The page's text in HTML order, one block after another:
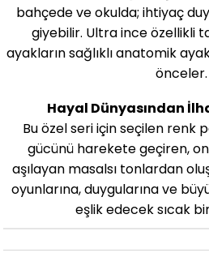
bahçede ve okulda; ihtiyaç
giyebilir. Ultra ince özellikli
ayakların sağlıklı anatomik
önceler.
Hayal Dünyasından
Bu özel seri için seçilen renk
gücünü harekete geçiren,
aşılayan masalsı tonlardan
oyunlarına, duygularına ve
eşlik edecek sıcak